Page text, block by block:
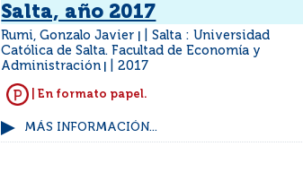
Salta, año 2017
Rumi, Gonzalo Javier
Salta : Universidad
Católica de Salta. Facultad de Economía y
Administración
2017
| En formato papel.
MÁS INFORMACIÓN...